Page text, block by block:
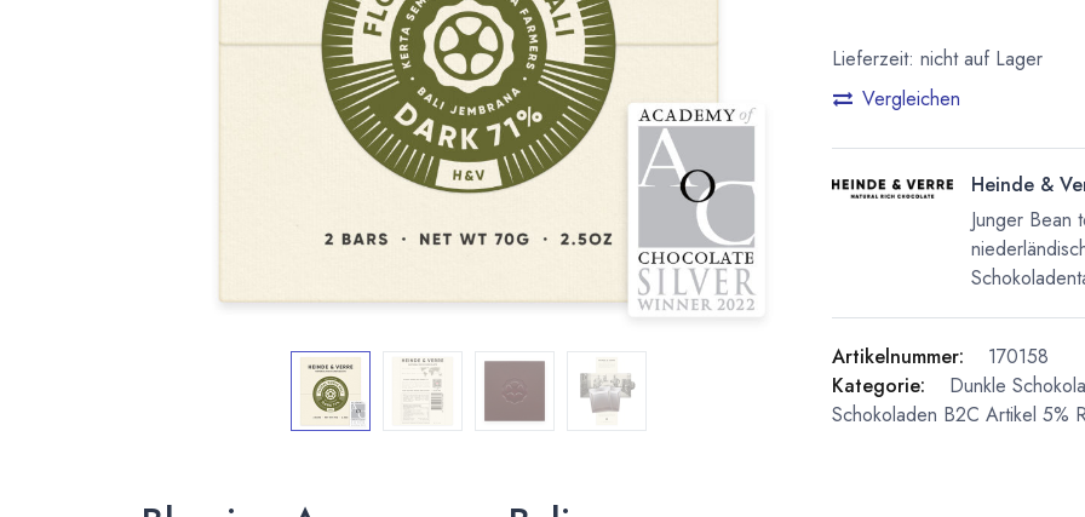
Lieferzeit: nicht auf Lager
Vergleichen
Heinde &
Junger Bean
Artikelnummer:
170158
Kategorie:
Dunkle
Schokoladen B2C Artikel 5%